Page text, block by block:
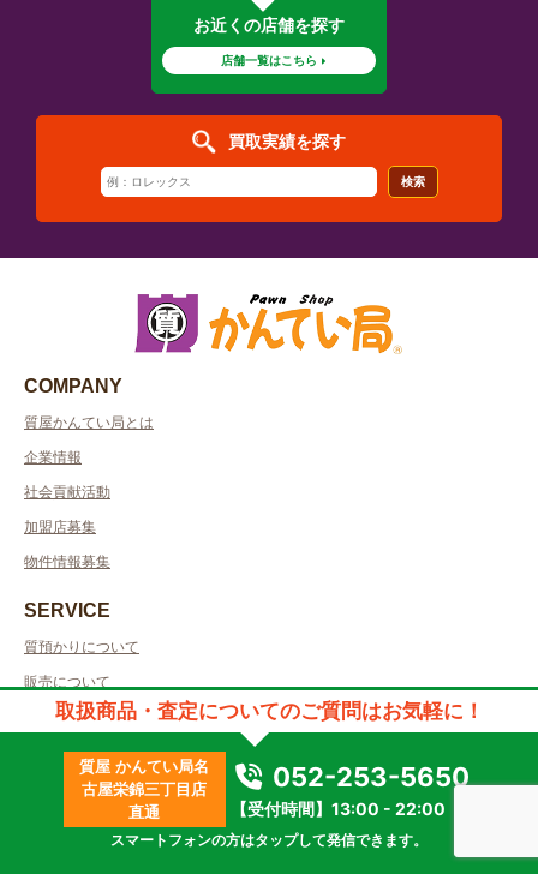
お近くの店舗を探す
店舗一覧はこちら
買取実績を探す
検索
COMPANY
質屋かんてい局とは
企業情報
社会貢献活動
加盟店募集
物件情報募集
SERVICE
質預かりについて
販売について
買取について
大口専用買取
取り扱い品目
CONTACT
取扱商品・査定についてのご質問はお気軽に！
質屋 かんてい局名
古屋栄錦三丁目店
直通
052-253-5650
【受付時間】13:00 - 22:00
スマートフォンの方はタップして発信できます。